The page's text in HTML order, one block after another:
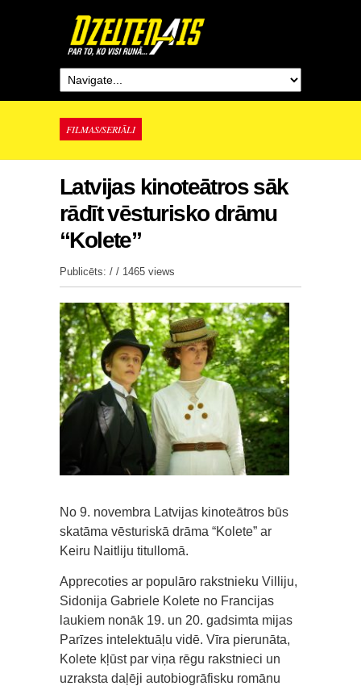
FILMAS/SERIĀLI
Latvijas kinoteātros sāk
rādīt vēsturisko drāmu
“Kolete”
Publicēts: / / 1465 views
No 9. novembra Latvijas kinoteātros būs
skatāma vēsturiskā drāma “Kolete” ar
Keiru Naitliju titullomā.
Apprecoties ar populāro rakstnieku Villiju,
Sidonija Gabriele Kolete no Francijas
laukiem nonāk 19. un 20. gadsimta mijas
Parīzes intelektuāļu vidē. Vīra pierunāta,
Kolete kļūst par viņa rēgu rakstnieci un
uzraksta daļēji autobiogrāfisku romānu